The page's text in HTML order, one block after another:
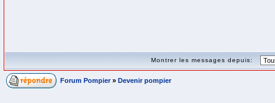
Montrer les messages depuis:
Forum Pompier » Devenir pompier